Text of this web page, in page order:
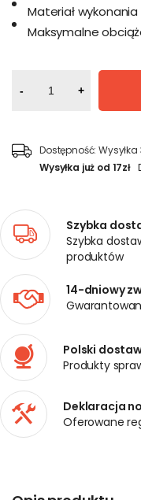
Materiał wykonania
Maksymalne
- +
Dostępność:
Wysyłka już od 17zł
Szybka
Szybka
produktów
14-dniowy
Polski
Produkty
Deklaracja
Oferowane